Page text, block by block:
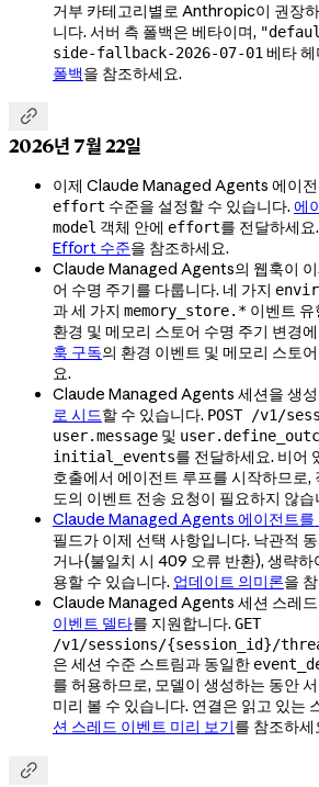
거부 카테고리별로 Anthropic이 권장
니다. 서버 측 폴백은 베타이며,
side-fallback-2026-07-01 베타
폴백을 참조하세요.

2026년 7월 22일
이제 Claude Managed Agents 에이전
effort 수준을 설정할 수 있습니다. 에
model 객체 안에 effort를 전달하세
Effort 수준을 참조하세요.
Claude Managed Agents의 웹훅이 이
어 수명 주기를 다룹니다. 네 가지
과 세 가지 memory_store.* 이벤트 유
환경 및 메모리 스토어 수명 주기 변경
훅 구독의 환경 이벤트 및 메모리 스토
요.
Claude Managed Agents 세션을 생성
로 시드할 수 있습니다. POST /v1/
user.message 및
initial_events를 전달하세요. 비어
호출에서 에이전트 루프를 시작하므로,
도의 이벤트 전송 요청이 필요하지 않습
Claude Managed Agents 에이전트를
필드가 이제 선택 사항입니다. 낙관적
거나(불일치 시 409 오류 반환), 생략하
용할 수 있습니다. 업데이트 의미론을
Claude Managed Agents 세션 스레드
이벤트 델타를 지원합니다. GET
/v1/sessions/{session_id}/
은 세션 수준 스트림과 동일한
를 허용하므로, 모델이 생성하는 동안
미리 볼 수 있습니다. 연결은 읽고 있는
션 스레드 이벤트 미리 보기를 참조하세
